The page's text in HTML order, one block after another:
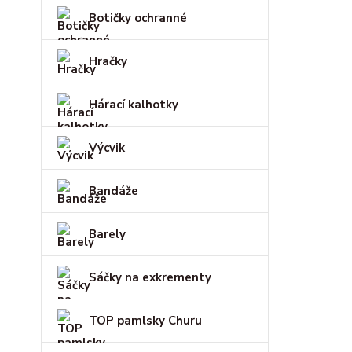
Botičky ochranné
Hračky
Hárací kalhotky
Výcvik
Bandáže
Barely
Sáčky na exkrementy
TOP pamlsky Churu